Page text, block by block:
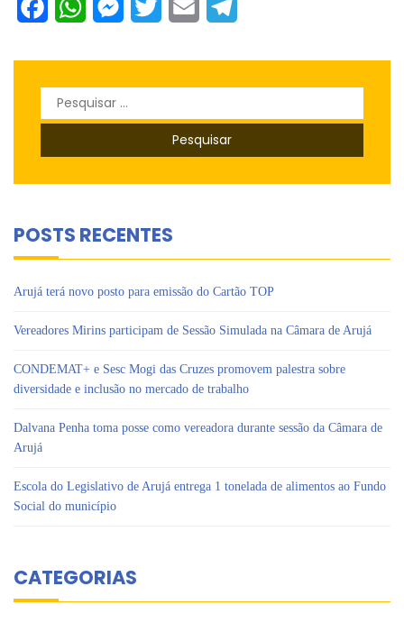
FacebookWhatsAppMessenger
Twitter Email
Pesquisar
por:
POSTS RECENTES
Arujá terá novo posto para emissão do Cartão TOP
Vereadores Mirins participam de Sessão Simulada na Câmara de Arujá
CONDEMAT+ e Sesc Mogi das Cruzes promovem palestra sobre
diversidade e inclusão no mercado de trabalho
Dalvana Penha toma posse como vereadora durante sessão da Câmara de
Arujá
Escola do Legislativo de Arujá entrega 1 tonelada de alimentos ao Fundo
Social do município
CATEGORIAS